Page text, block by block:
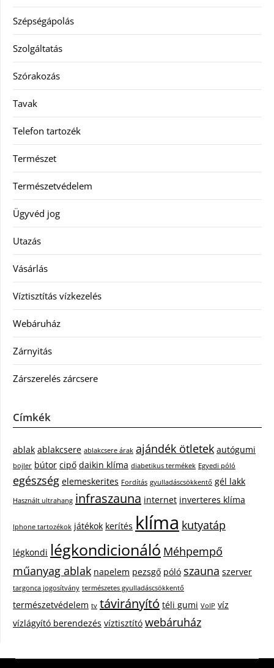
Szépségápolás
Szolgáltatás
Szórakozás
Tavak
Telefon tartozék
Természet
Természetvédelem
Ügyvéd jog
Utazás
Vásárlás
Víztisztítás vízkezelés
Webáruház
Zárnyitás
Zárszerelés zárcsere
Címkék
ablak ablakcsere ablakcsere árak ajándék ötletek autógumi
bojler bútor cipő daikin klíma diabetikus termékek Egyedi póló
egészség elemeskerites Fordítás gyulladáscsökkentő gél lakk
Használt ultrahang infraszauna internet inverteres klíma
Iphone tartozékok játékok kerítés klíma kutyatáp
légkondi légkondicionáló Méhpempő
műanyag ablak napelem pezsgő póló szauna szerver
targonca jogosítvány természetes gyulladáscsökkentő
természetvédelem tv távirányító téli gumi VoIP víz
vízlágyító berendezés víztisztító webáruház